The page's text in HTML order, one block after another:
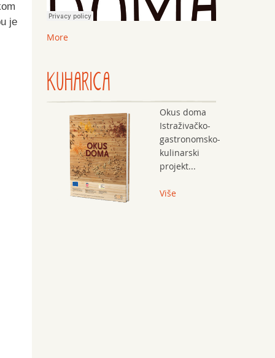
je
More
KUHARICA
Okus doma
Istraživačko-
gastronomsko-
kulinarski
projekt...
Više